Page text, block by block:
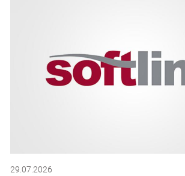
29.07.2026